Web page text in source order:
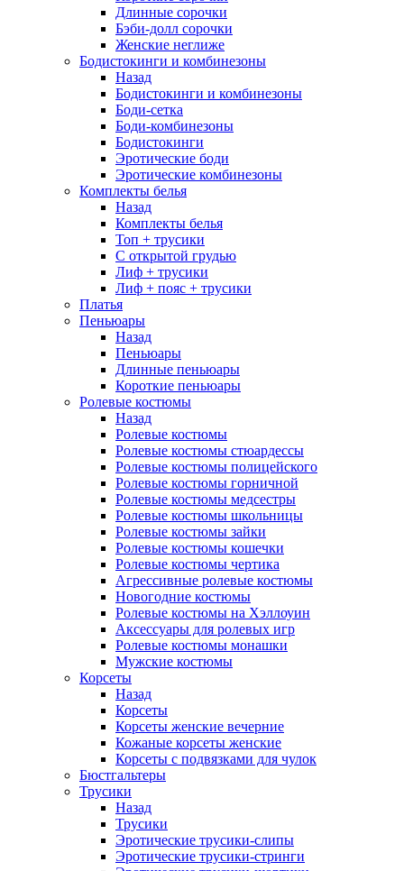
Длинные сорочки
Бэби-долл сорочки
Женские неглиже
Бодистокинги и комбинезоны
Назад
Бодистокинги и комбинезоны
Боди-сетка
Боди-комбинезоны
Бодистокинги
Эротические боди
Эротические комбинезоны
Комплекты белья
Назад
Комплекты белья
Топ + трусики
С открытой грудью
Лиф + трусики
Лиф + пояс + трусики
Платья
Пеньюары
Назад
Пеньюары
Длинные пеньюары
Короткие пеньюары
Ролевые костюмы
Назад
Ролевые костюмы
Ролевые костюмы стюардессы
Ролевые костюмы полицейского
Ролевые костюмы горничной
Ролевые костюмы медсестры
Ролевые костюмы школьницы
Ролевые костюмы зайки
Ролевые костюмы кошечки
Ролевые костюмы чертика
Агрессивные ролевые костюмы
Новогодние костюмы
Ролевые костюмы на Хэллоуин
Аксессуары для ролевых игр
Ролевые костюмы монашки
Мужские костюмы
Корсеты
Назад
Корсеты
Корсеты женские вечерние
Кожаные корсеты женские
Корсеты с подвязками для чулок
Бюстгальтеры
Трусики
Назад
Трусики
Эротические трусики-слипы
Эротические трусики-стринги